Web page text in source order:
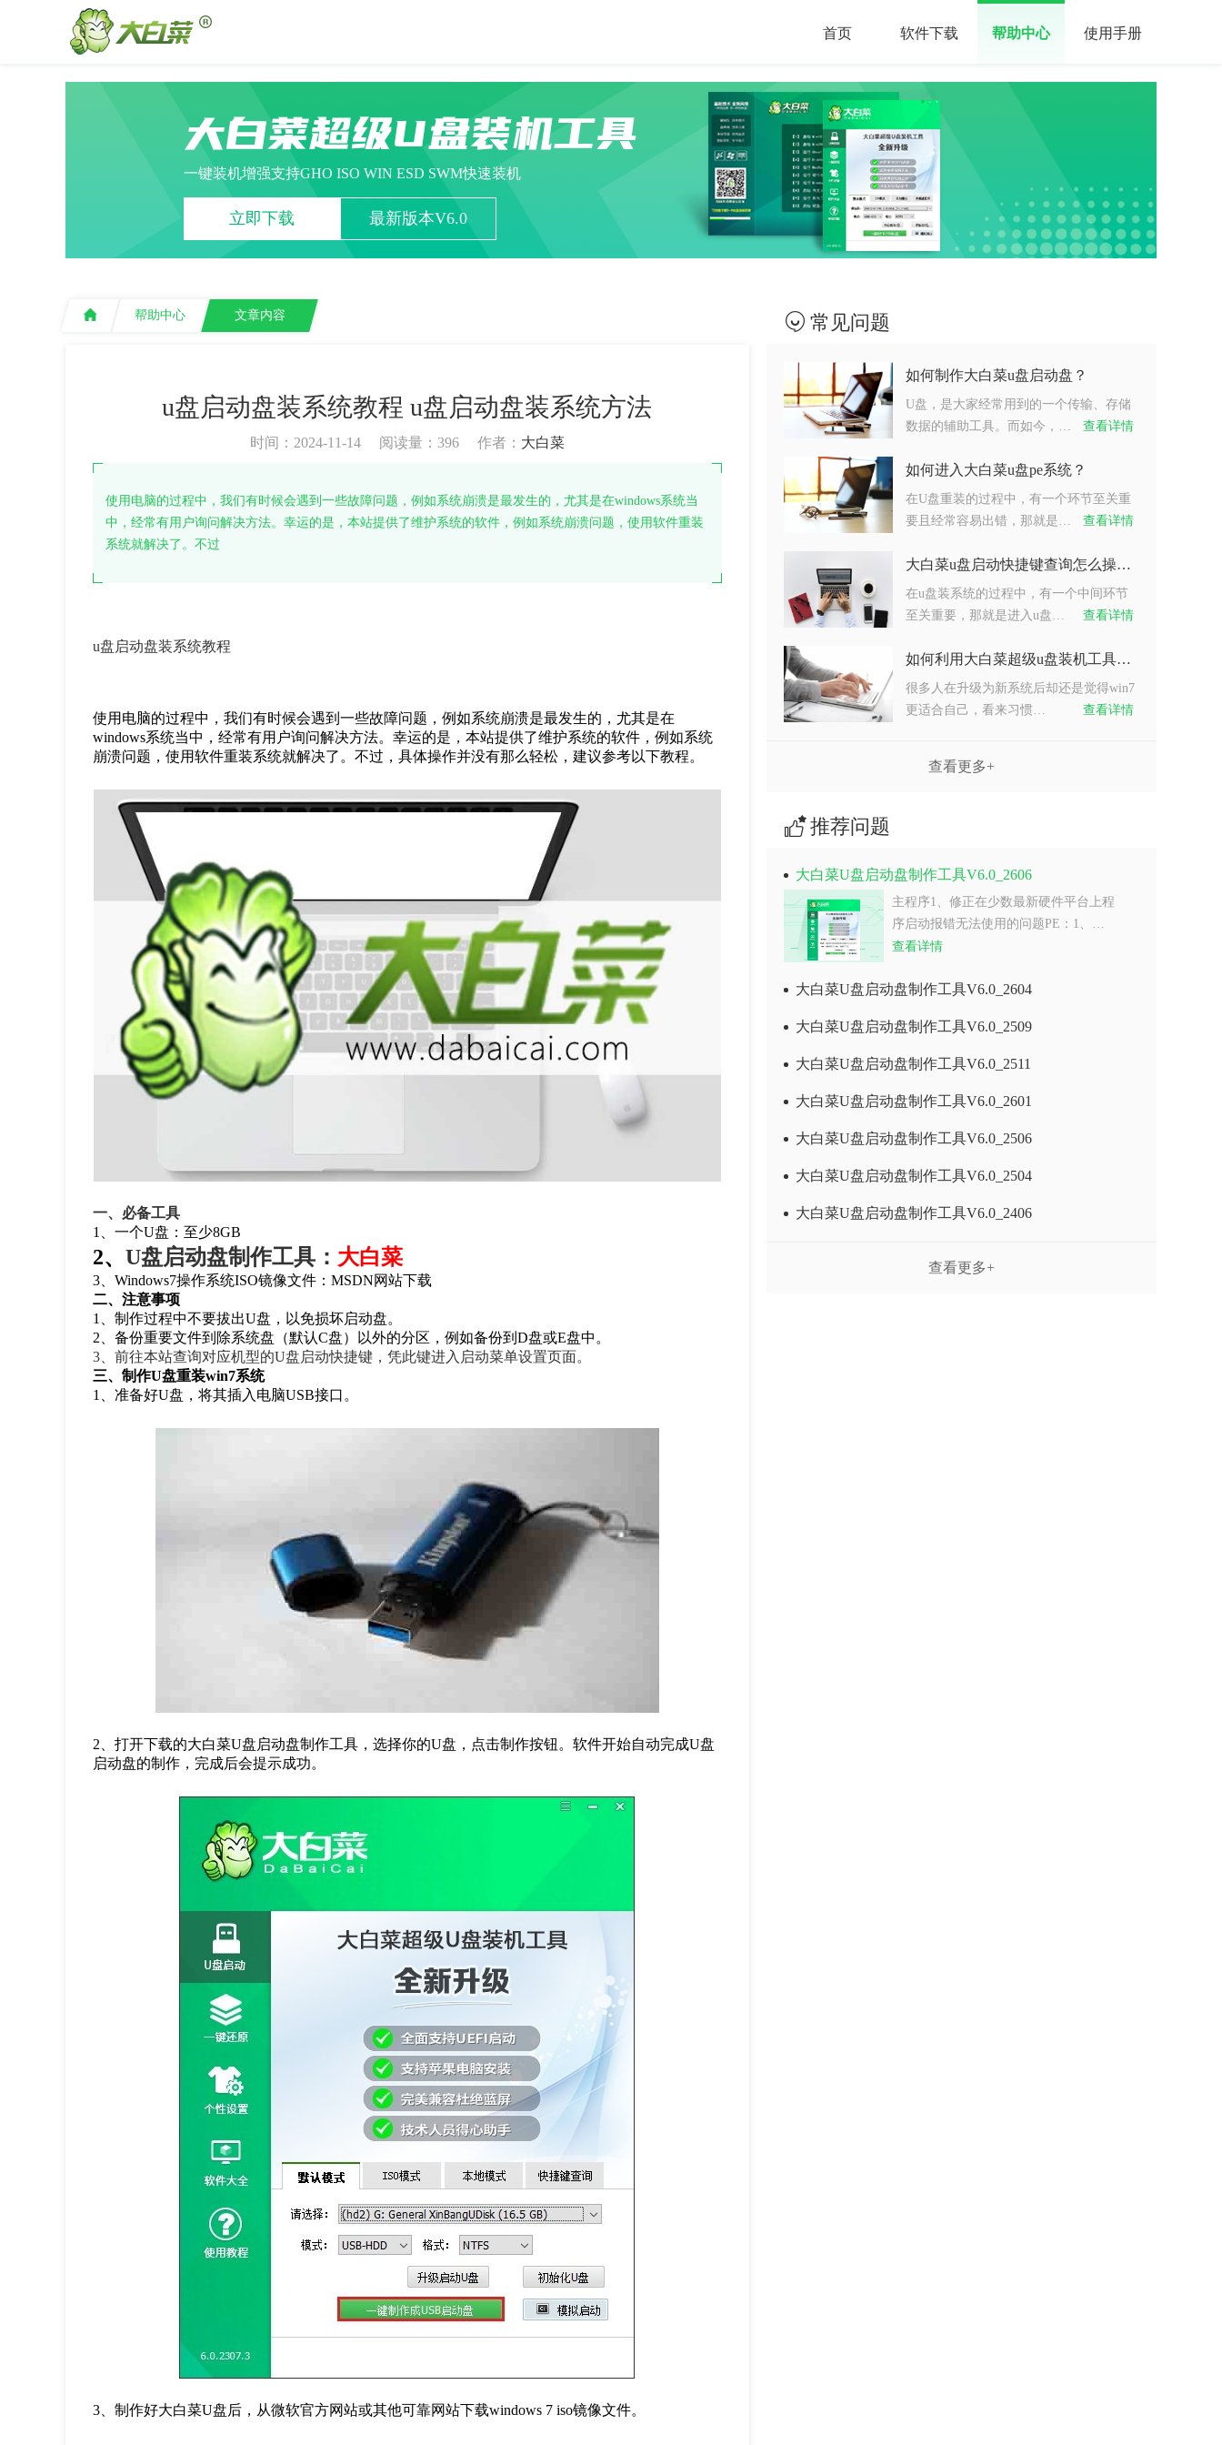
首页 软件下载 帮助中心 使用手册
大白菜超级U盘装机工具
一键装机增强支持GHO ISO WIN ESD SWM快速装机
立即下载 最新版本V6.0
帮助中心 文章内容
u盘启动盘装系统教程 u盘启动盘装系统方法
时间：2024-11-14 阅读量： 396 作者： 大白菜
使用电脑的过程中，我们有时候会遇到一些故障问题，例如系统崩溃是最发生的，尤其是在windows系统当
中，经常有用户询问解决方法。幸运的是，本站提供了维护系统的软件，例如系统崩溃问题，使用软件重装
系统就解决了。不过
u盘启动盘装系统教程
使用电脑的过程中，我们有时候会遇到一些故障问题，例如系统崩溃是最发生的，尤其是在
windows系统当中，经常有用户询问解决方法。幸运的是，本站提供了维护系统的软件，例如系统
崩溃问题，使用软件重装系统就解决了。不过，具体操作并没有那么轻松，建议参考以下教程。
一、必备工具
1、一个U盘：至少8GB
2、U盘启动盘制作工具： 大白菜
3、Windows7操作系统ISO镜像文件：MSDN网站下载
二、注意事项
1、制作过程中不要拔出U盘，以免损坏启动盘。
2、备份重要文件到除系统盘（默认C盘）以外的分区，例如备份到D盘或E盘中。
3、前往本站查询对应机型的U盘启动快捷键，凭此键进入启动菜单设置页面。
三、制作U盘重装win7系统
1
、准备好U盘，将其插入电脑USB接口。
2 、打开下载的大白菜U盘启动盘制作工具，选择你的U盘，点击制作按钮。软件开始自动完成U盘
启动盘的制作，完成后会提示成功。
3 、制作好大白菜U盘后，从微软官方网站或其他可靠网站下载windows 7 iso镜像文件。
常见问题
如何制作大白菜u盘启动盘？
U盘，是大家经常用到的一个传输、存储
数据的辅助工具。而如今，…
查看详情
如何进入大白菜u盘pe系统？
在U盘重装的过程中，有一个环节至关重
要且经常容易出错，那就是…
查看详情
大白菜u盘启动快捷键查询怎么操作？
在u盘装系统的过程中，有一个中间环节
至关重要，那就是进入u盘…
查看详情
如何利用大白菜超级u盘装机工具重装系统win7？
很多人在升级为新系统后却还是觉得win7
更适合自己，看来习惯…
查看详情
查看更多+
推荐问题
大白菜U盘启动盘制作工具V6.0_2606
主程序1、修正在少数最新硬件平台上程
序启动报错无法使用的问题PE：1、…
查看详情
大白菜U盘启动盘制作工具V6.0_2604
大白菜U盘启动盘制作工具V6.0_2509
大白菜U盘启动盘制作工具V6.0_2511
大白菜U盘启动盘制作工具V6.0_2601
大白菜U盘启动盘制作工具V6.0_2506
大白菜U盘启动盘制作工具V6.0_2504
大白菜U盘启动盘制作工具V6.0_2406
查看更多+